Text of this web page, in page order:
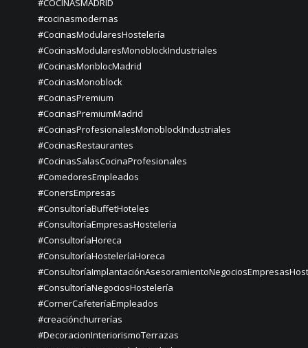
#cocinasmodernas
#CocinasModularesHostelería
#CocinasModularesMonoblockIndustriales
#CocinasMonblocMadrid
#CocinasMonoblock
#CocinasPremium
#CocinasPremiumMadrid
#CocinasProfesionalesMonoblockIndustriales
#CocinasRestaurantes
#CocinasSalasCocinaProfesionales
#ComedoresEmpleados
#ConersEmpresas
#ConsultoríaBuffetHoteles
#ConsultoríaEmpresasHostelería
#ConsultoríaHoreca
#ConsultoríaHosteleríaHoreca
#ConsultoríaNegociosHostelería
#CornerCafeteríaEmpleados
#creaciónchurrerías
#DecoracionInteriorismoTerrazas